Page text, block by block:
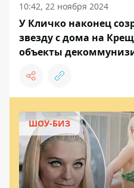
10:42, 22 ноября 2024
У Кличко наконец
звезду с дома на
объекты
ШОУ-БИЗ